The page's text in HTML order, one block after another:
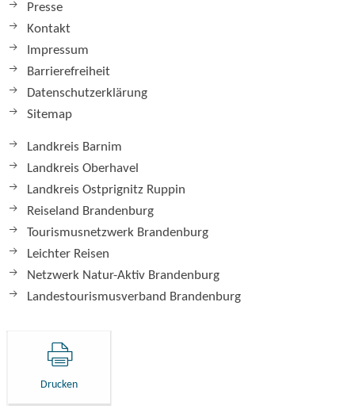
Presse
Kontakt
Impressum
Barrierefreiheit
Datenschutzerklärung
Sitemap
Landkreis Barnim
Landkreis Oberhavel
Landkreis Ostprignitz Ruppin
Reiseland Brandenburg
Tourismusnetzwerk Brandenburg
Leichter Reisen
Netzwerk Natur-Aktiv Brandenburg
Landestourismusverband Brandenburg
Drucken